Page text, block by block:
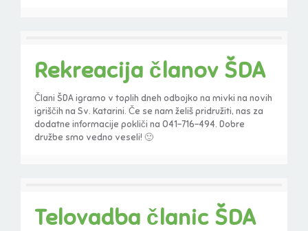
Rekreacija članov ŠDA
Člani ŠDA igramo v toplih dneh odbojko na mivki na novih
igriščih na Sv. Katarini. Če se nam želiš pridružiti, nas za
dodatne informacije pokliči na 041-716-494. Dobre
družbe smo vedno veseli! 🙂
Telovadba članic ŠDA